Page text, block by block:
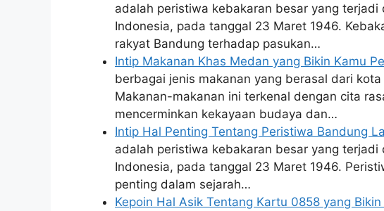
adalah peristiwa kebakaran besar yang terjadi
Indonesia, pada tanggal 23 Maret 1946.
rakyat Bandung terhadap pasukan…
Intip Makanan Khas Medan yang Bikin Kamu
berbagai jenis makanan yang berasal dari
Makanan-makanan ini terkenal dengan cita
mencerminkan kekayaan budaya dan…
Intip Hal Penting Tentang Peristiwa Bandung
adalah peristiwa kebakaran besar yang terjadi
Indonesia, pada tanggal 23 Maret 1946.
penting dalam sejarah…
Kepoin Hal Asik Tentang Kartu 0858 yang